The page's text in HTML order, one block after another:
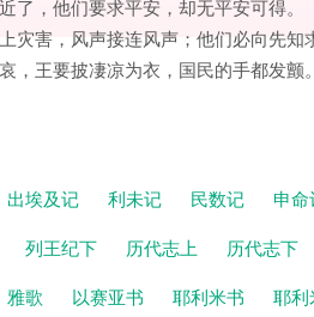
了，他们要求平安，却无平安可得。
灾害，风声接连风声；他们必向先知
，王要披凄凉为衣，国民的手都发
出埃及记 利未记 民数记 申命
列王纪下 历代志上 历代志下
雅歌 以赛亚书 耶利米书 耶利